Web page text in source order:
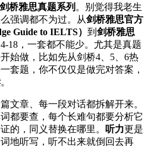
剑桥雅思真题系列 。别觉得我老生
强调都不为过。从剑桥雅思官方
Guide to IELTS） 到 剑桥雅思
4-18，一套都不能少。尤其是真题
始做，比如先从剑桥4、5、6热
套题，你不仅仅是做完对答案，
。
文章、每一段对话都拆解开来。
都要查，每个长难句都要分析它
的，同义替换在哪里。
听力更是
地听写，听不出来就倒回去再